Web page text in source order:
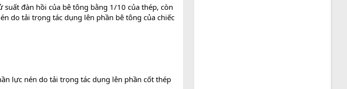
đàn hồi của bê tông bằng 1/10 của thép, còn
do tải trọng tác dụng lên phần bê tông của chiếc
lực nén do tải trọng tác dụng lên phần cốt thép